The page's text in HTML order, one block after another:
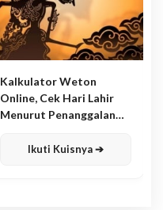
Kalkulator Weton
Online, Cek Hari Lahir
Menurut Penanggalan
Ikuti Kuisnya ➔